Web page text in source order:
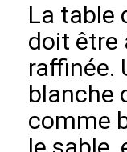
La table
doit être
raffinée.
blanche
comme